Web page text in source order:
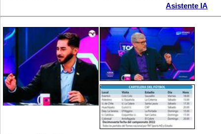
Asistente IA